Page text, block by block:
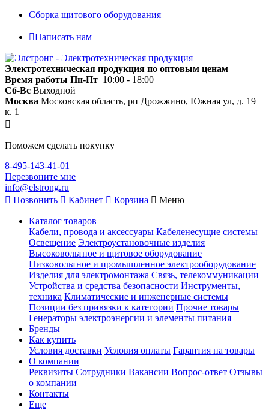
Сборка щитового оборудования
Написать нам
Электротехническая продукция по оптовым ценам
Время работы Пн-Пт 10:00 - 18:00
Сб-Вс Выходной
Москва Московская область, рп Дрожжино, Южная ул, д. 19
к. 1
Поможем сделать покупку
8-495-143-41-01
Перезвоните мне
info@elstrong.ru
Позвонить
Кабинет Корзина Меню
Каталог товаров
Кабели, провода и аксессуары Кабеленесущие системы
Освещение Электроустановочные изделия
Высоковольтное и щитовое оборудование
Низковольтное и промышленное электрооборудование
Изделия для электромонтажа Связь, телекоммуникации
Устройства и средства безопасности Инструменты,
техника Климатические и инженерные системы
Позиции без привязки к категории Прочие товары
Генераторы электроэнергии и элементы питания
Бренды
Как купить
Условия доставки Условия оплаты Гарантия на товары
О компании
Реквизиты Сотрудники Вакансии Вопрос-ответ Отзывы
о компании
Контакты
Еще